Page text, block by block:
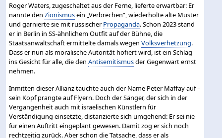
Roger Waters, zugeschaltet aus der Ferne, lieferte erwartbar: Er
nannte denZionismusein „Verbrechen“, wiederholte alte Muster
und garnierte sie mit russischer Propaganda. Schon 2023 stand
er in Berlin in SS-ähnlichem Outfit auf der Bühne, die
Staatsanwaltschaft ermittelte damals wegenVolksverhetzung.
Dass er nun als moralische Autorität hofiert wird, ist ein Schlag
ins Gesicht für alle, die denAntisemitismusder Gegenwart ernst
nehmen.
Inmitten dieser Allianz tauchte auch der Name Peter Maffay auf –
sein Kopf prangte auf Flyern. Doch der Sänger, der sich in der
Vergangenheit auch mit israelischen Künstlern für
Verständigung einsetzte, distanzierte sich umgehend: Er sei nie
für einen Auftritt eingeplant gewesen. Damit zog er sich noch
rechtzeitig zurück. Aber schon die Tatsache, dass er als